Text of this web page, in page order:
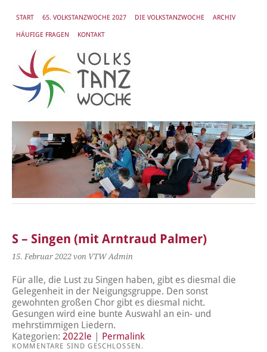
START 65. VOLKSTANZWOCHE 2027 DIE VOLKSTANZWOCHE ARCHIV
HÄUFIGE FRAGEN KONTAKT
S – Singen (mit Arntraud Palmer)
15. Februar 2022 von VTW Admin
Für alle, die Lust zu Singen haben, gibt es diesmal die
Gelegenheit in der Neigungsgruppe. Den sonst
gewohnten großen Chor gibt es diesmal nicht.
Gesungen wird eine bunte Auswahl an ein- und
mehrstimmigen Liedern.
Kategorien: 2022le Permalink
KOMMENTARE SIND GESCHLOSSEN.